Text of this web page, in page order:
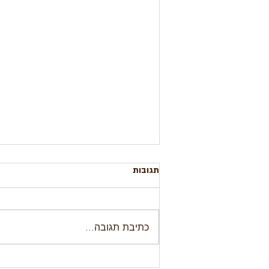
10 נקודות מכשילות חוזרות בהסכמי
תגובות
כתיבת תגובה...